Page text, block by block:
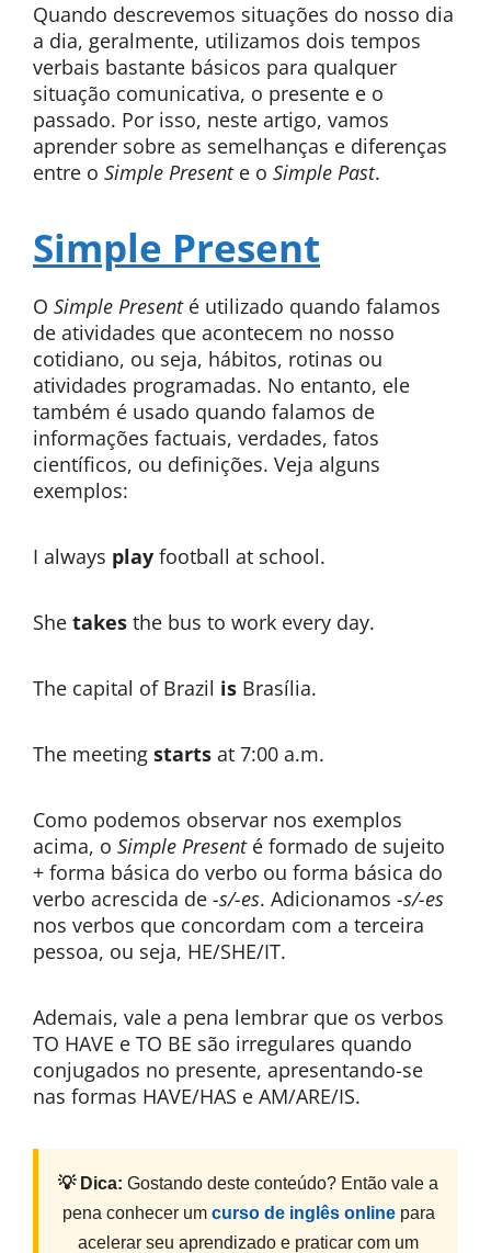
Quando descrevemos situações do nosso dia
a dia, geralmente, utilizamos dois tempos
verbais bastante básicos para qualquer
situação comunicativa, o presente e o
passado. Por isso, neste artigo, vamos
aprender sobre as semelhanças e diferenças
entre o Simple Presente o Simple Past.
Simple Present
O Simple Presenté utilizado quando falamos
de atividades que acontecem no nosso
cotidiano, ou seja, hábitos, rotinas ou
atividades programadas. No entanto, ele
também é usado quando falamos de
informações factuais, verdades, fatos
científicos, ou definições. Veja alguns
exemplos:
I always play football at school.
She takes the bus to work every day.
The capital of Brazil is Brasília.
The meeting starts at 7:00 a.m.
Como podemos observar nos exemplos
acima, o Simple Present é formado de sujeito
+ forma básica do verbo ou forma básica do
verbo acrescida de -s/-es. Adicionamos -s/-es
nos verbos que concordam com a terceira
pessoa, ou seja, HE/SHE/IT.
Ademais, vale a pena lembrar que os verbos
TO HAVE e TO BE são irregulares quando
conjugados no presente, apresentando-se
nas formas HAVE/HAS e AM/ARE/IS.
💡 Dica: Gostando deste conteúdo? Então vale a
pena conhecer um curso de inglês onlinepara
acelerar seu aprendizado e praticar com um